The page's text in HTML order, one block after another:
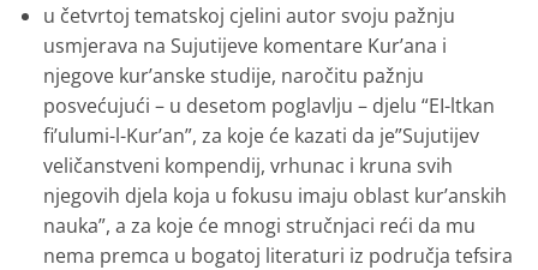
u četvrtoj tematskoj cjelini autor svoju pažnju
usmjerava na Sujutijeve komentare Kur’ana i
njegove kur’anske studije, naročitu pažnju
posvećujući – u desetom poglavlju – djelu “EI-ltkan
fi’ulumi-l-Kur’an”, za koje će kazati da je”Sujutijev
veličanstveni kompendij, vrhu­nac i kruna svih
njegovih djela koja u fokusu imaju oblast kur’anskih
nauka”, a za koje će mnogi stručnjaci reći da mu
nema premca u bogatoj literaturi iz područja tefsira